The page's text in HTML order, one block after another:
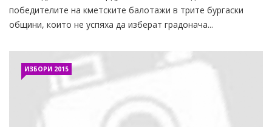
победителите на кметските балотажи в трите бургаски
общини, които не успяха да изберат градонача...
ИЗБОРИ 2015